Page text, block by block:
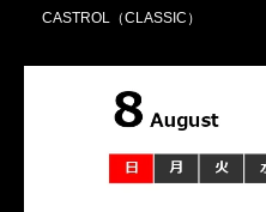
CASTROL（CLASSIC）